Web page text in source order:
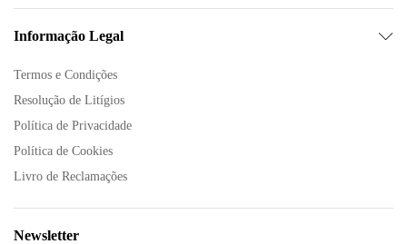
Informação Legal
Termos e Condições
Resolução de Litígios
Política de Privacidade
Política de Cookies
Livro de Reclamações
Newsletter